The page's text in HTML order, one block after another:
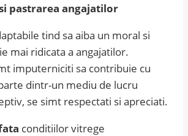
pastrarea angajatilor
tind sa aiba un moral si
mai ridicata a angajatilor.
imputerniciti sa contribuie cu
dintr-un mediu de lucru
se simt respectati si apreciati.
conditiilor vitrege